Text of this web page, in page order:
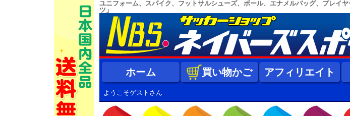
ユニフォーム、スパイク、フットサルシューズ、ボール、エナメルバッグ、プレイ
ツ」
ホーム 買い物かご アフィリエイト
ようこそゲストさん